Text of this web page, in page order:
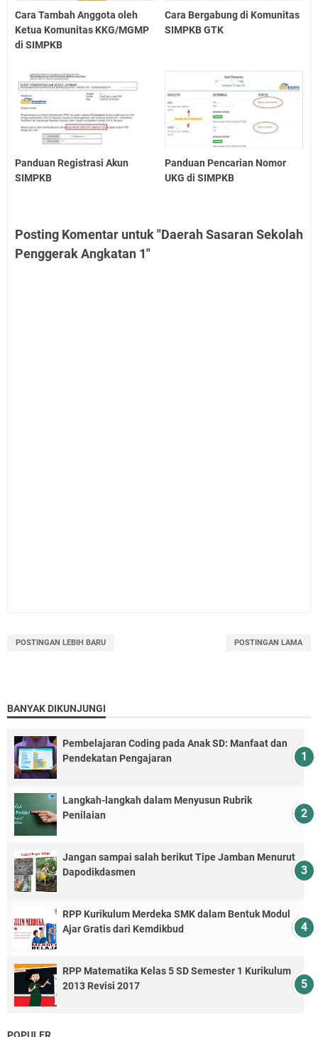
Cara Tambah Anggota oleh
Ketua Komunitas KKG/MGMP
di SIMPKB
Cara Bergabung di Komunitas
SIMPKB GTK
Panduan Registrasi Akun
SIMPKB
Panduan Pencarian Nomor
UKG di SIMPKB
Posting Komentar untuk "Daerah Sasaran Sekolah
Penggerak Angkatan 1"
POSTINGAN LEBIH BARU POSTINGAN LAMA
BANYAK DIKUNJUNGI
Pembelajaran Coding pada Anak SD: Manfaat dan
Pendekatan Pengajaran
Langkah-langkah dalam Menyusun Rubrik
Penilaian
Jangan sampai salah berikut Tipe Jamban Menurut
Dapodikdasmen
RPP Kurikulum Merdeka SMK dalam Bentuk Modul
Ajar Gratis dari Kemdikbud
RPP Matematika Kelas 5 SD Semester 1 Kurikulum
2013 Revisi 2017